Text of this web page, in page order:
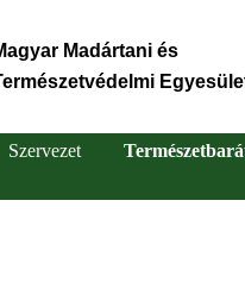
Madártani és
Szervezet